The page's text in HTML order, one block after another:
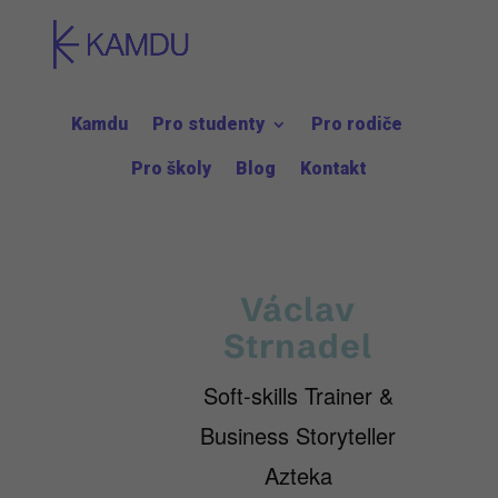
Kamdu Pro studenty Pro rodiče
Pro školy Blog Kontakt
Václav
Strnadel
Soft-skills Trainer &
Business Storyteller
Azteka